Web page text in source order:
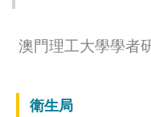
澳門理工大學學者
衛生局